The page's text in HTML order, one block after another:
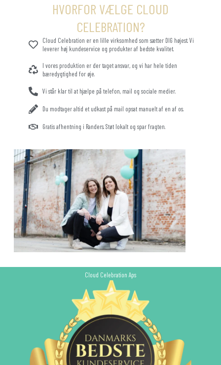
HVORFOR VÆLGE CLOUD
CELEBRATION?
Cloud Celebration er en lille virksomhed som sætter DIG højest. Vi
leverer høj kundeservice og produkter af bedste kvalitet.
I vores produktion er der taget ansvar, og vi har hele tiden
bæredygtighed for øje.
Vi står klar til at hjælpe på telefon, mail og sociale medier.
Du modtager altid et udkast på mail opsat manuelt af en af os.
Gratis afhentning i Randers. Støt lokalt og spar fragten.
Cloud Celebration Aps